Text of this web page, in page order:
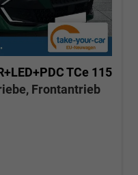
TCe 115
Frontantrieb